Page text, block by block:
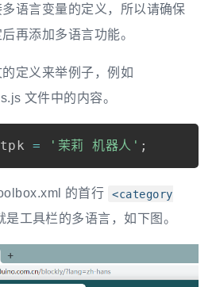
语言变量的定义，所以请确保
再添加多语言功能。
定义来举例子，例如
文件中的内容。
= '茉莉 机器人' ;
的首行
<category
是工具栏的多语言，如下图。